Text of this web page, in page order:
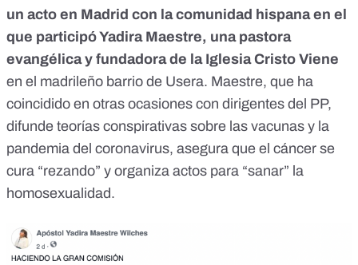
un acto en Madrid con la comunidad hispana en el
que participó Yadira Maestre, una pastora
evangélica y fundadora de la Iglesia Cristo Viene
en el madrileño barrio de Usera. Maestre, que ha
coincidido en otras ocasiones con dirigentes del PP,
difunde teorías conspirativas sobre las vacunas y la
pandemia del coronavirus, asegura que el cáncer se
cura “rezando” y organiza actos para “sanar” la
homosexualidad.